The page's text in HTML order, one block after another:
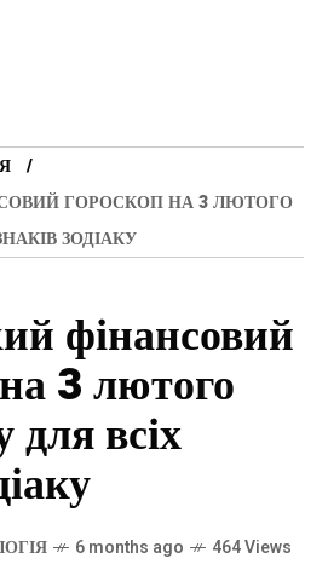
ГОРОСКОП НА 3 ЛЮТОГО
ЗОДІАКУ
фінансовий
3 лютого
всіх
6 months ago 464 Views